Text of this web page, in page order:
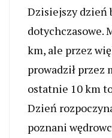
Dzisiejszy dzień
dotychczasowe.
km, ale przez
prowadził przez
ostatnie 10 km
Dzień
poznani